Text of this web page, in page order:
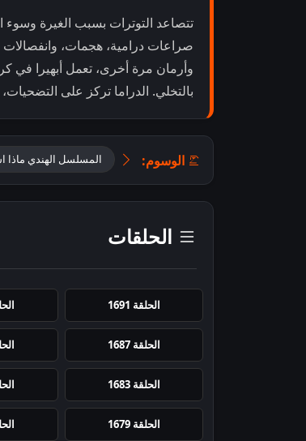
تتصاعد التوترات بسبب الغيرة وسوء
وأرمان مرة أخرى، تعمل أبهيرا في
بالتخلي. الدراما تركز على التضحيات،
الوسوم: المسلسل الهندي ماذا
الحلقات
الحلقة 1691
الحلقة 1687
الحلقة 1683
الحلقة 1679